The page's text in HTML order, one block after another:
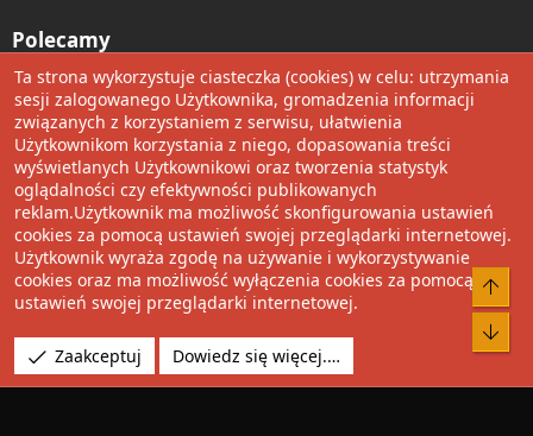
Polecamy
Wolnościowe cytaty
Udostępnij
Facebook
TwitterRedditPinterest
TumblrWhatsApp
Umieść Link
Community platform by XenForo® © 2010-2022 XenForo Ltd.
Pixel Exit
Tłumaczenie wykonane przezXboxForum.pl
Media embeds
via s9e/MediaSites
Ta strona wykorzystuje ciasteczka (cookies) w celu: utrzymania
sesji zalogowanego Użytkownika, gromadzenia informacji
związanych z korzystaniem z serwisu, ułatwienia
Użytkownikom korzystania z niego, dopasowania treści
wyświetlanych Użytkownikowi oraz tworzenia statystyk
oglądalności czy efektywności publikowanych
reklam.Użytkownik ma możliwość skonfigurowania ustawień
cookies za pomocą ustawień swojej przeglądarki internetowej.
Użytkownik wyraża zgodę na używanie i wykorzystywanie
cookies oraz ma możliwość wyłączenia cookies za pomocą
ustawień swojej przeglądarki internetowej.
Zaakceptuj Dowiedz się więcej.…
Do